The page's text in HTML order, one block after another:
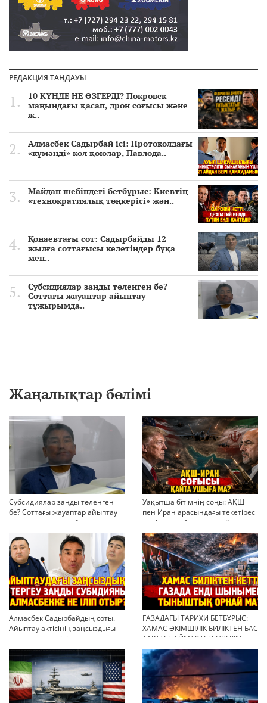
РЕДАКЦИЯ ТАҢДАУЫ
10 КҮНДЕ НЕ ӨЗГЕРДІ? Покровск
маңындағы қасап, дрон соғысы және
ж..
Алмасбек Садырбай ісі: Протоколдағы
«күмәнді» кол қоюлар, Павлода..
Майдан шебіндегі бетбұрыс: Киевтің
«технократиялық төңкерісі» жән..
Қонаевтағы сот: Садырбайды 12
жылға соттағысы келетіндер бұқа
мен..
Субсидиялар заңды төленген бе?
Соттағы жауаптар айыптау
тұжырымда..
Жаңалықтар бөлімі
Субсидиялар заңды төленген
бе? Соттағы жауаптар айыптау
тұжырымдарын қайта қарауға
негіз бола ала ма?
Уақытша бітімнің соңы: АҚШ
пен Иран арасындағы текетірес
неліктен қайта ушықты?
Алмасбек Садырбайдың соты.
Айыптау актісінің заңсыздығы
мен қолдан өсірілген
миллиондар
ГАЗАДАҒЫ ТАРИХИ БЕТБҰРЫС:
ХАМАС ӘКІМШІЛІК БИЛІКТЕН БАС
ТАРТТЫ. АЙМАҚТЫ ЕНДІ КІМ
БАСҚАРАДЫ?